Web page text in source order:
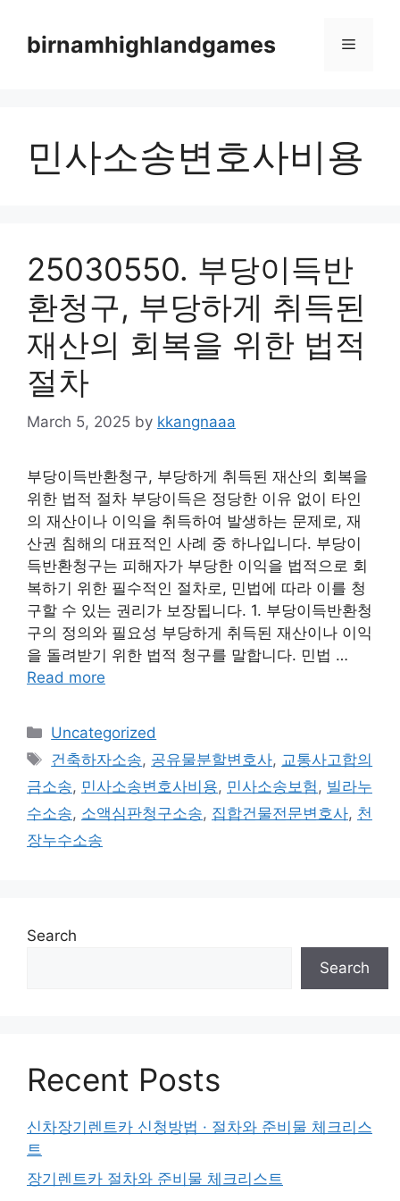
contentbirnamhighlandgames Menu
민사소송변호사비용
25030550. 부당이득반
환청구, 부당하게 취득된
재산의 회복을 위한 법적
절차
March 5, 2025 by kkangnaaa
부당이득반환청구, 부당하게 취득된 재산의 회복을
위한 법적 절차 부당이득은 정당한 이유 없이 타인
의 재산이나 이익을 취득하여 발생하는 문제로, 재
산권 침해의 대표적인 사례 중 하나입니다. 부당이
득반환청구는 피해자가 부당한 이익을 법적으로 회
복하기 위한 필수적인 절차로, 민법에 따라 이를 청
구할 수 있는 권리가 보장됩니다. 1. 부당이득반환청
구의 정의와 필요성 부당하게 취득된 재산이나 이익
을 돌려받기 위한 법적 청구를 말합니다. 민법 …
Read more
Categories
Uncategorized
Tags
건축하자소송, 공유물분할변호사, 교통사고합의
금소송, 민사소송변호사비용, 민사소송보험 , 빌라누
수소송, 소액심판청구소송, 집합건물전문변호사, 천
장누수소송
Search
Search
Recent Posts
신차장기렌트카 신청방법 · 절차와 준비물 체크리스
트
장기렌트카 절차와 준비물 체크리스트